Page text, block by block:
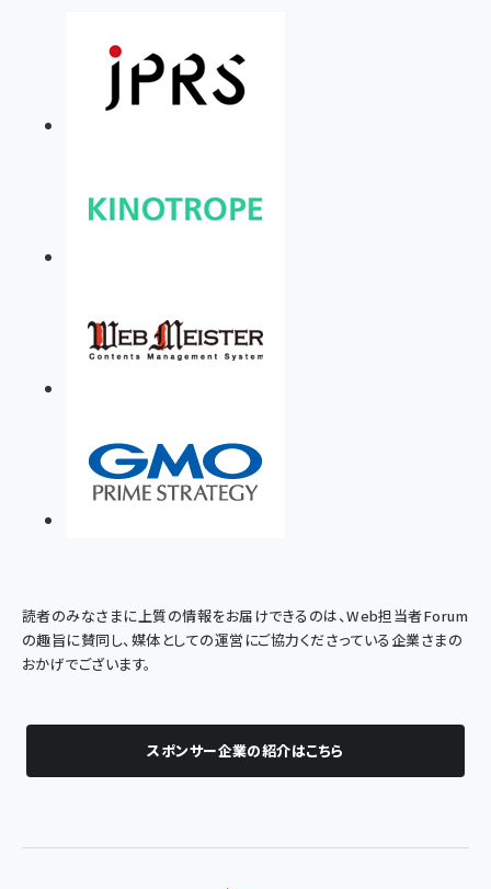
読者のみなさまに上質の情報をお届けできるのは、Web担当者Forum
の趣旨に賛同し、媒体としての運営にご協力くださっている企業さまの
おかげでございます。
スポンサー企業の紹介はこちら